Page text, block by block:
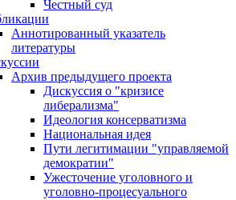
Честный суд
Аннотированный указатель
литературы
Архив предыдущего проекта
Дискуссия о "кризисе
либерализма"
Идеология консерватизма
Национальная идея
Пути легитимации "управляемой
демократии"
Ужесточение уголовного и
уголовно-процесуального